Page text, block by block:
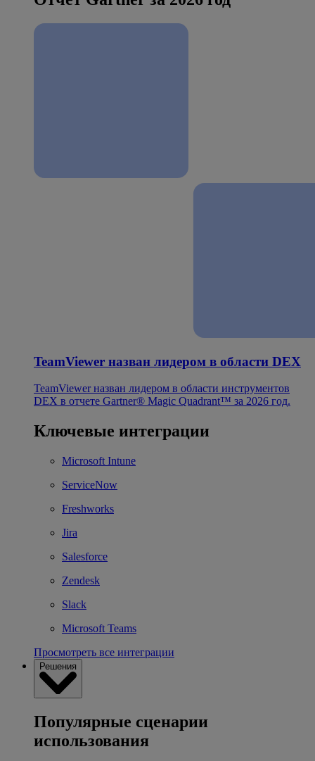
TeamViewer назван лидером в области DEX
TeamViewer назван лидером в области инструментов
DEX в отчете Gartner® Magic Quadrant™ за 2026 год.
Ключевые интеграции
Microsoft Intune
ServiceNow
Freshworks
Jira
Salesforce
Zendesk
Slack
Microsoft Teams
Просмотреть все интеграции
Решения
Популярные сценарии
использования